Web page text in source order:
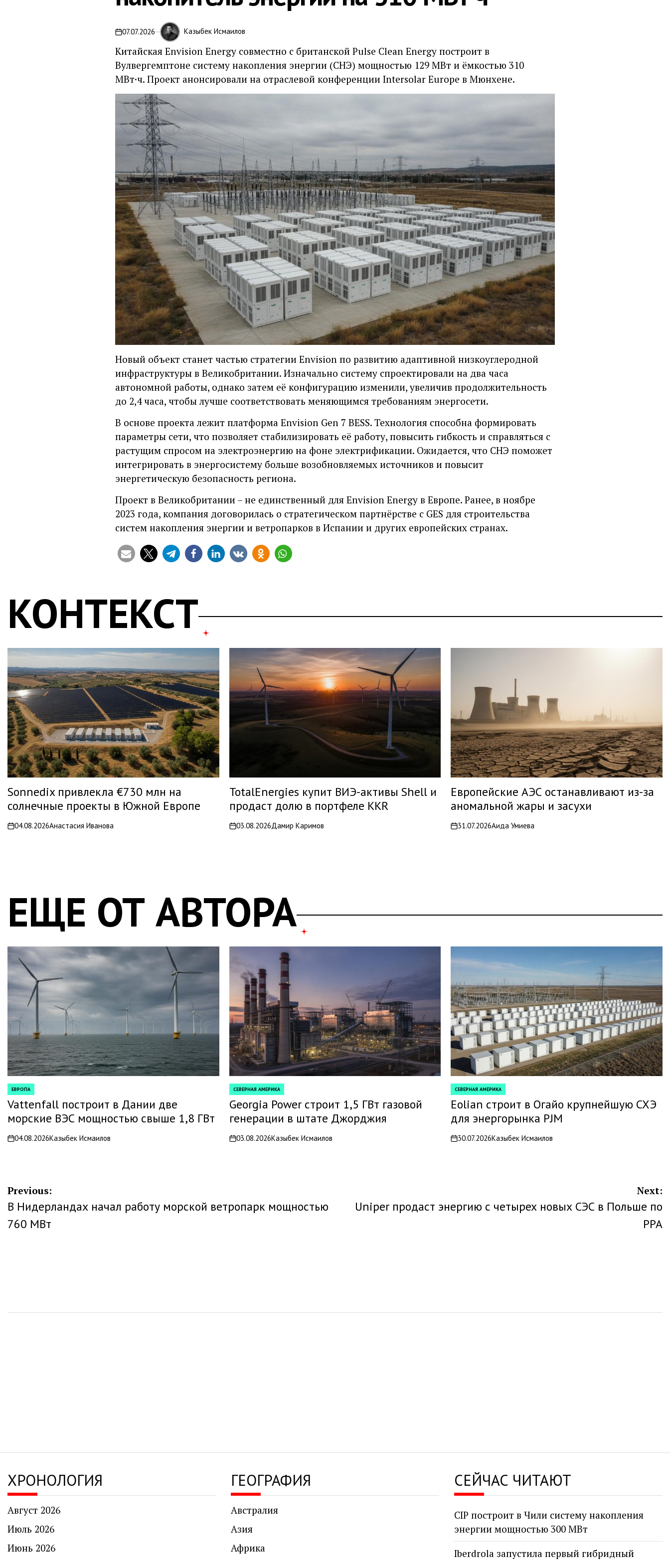
on07.07.2026 Казыбек Исмаилов
Китайская Envision Energy совместно с британской Pulse Clean Energy построит в
Вулвергемптоне систему накопления энергии (СНЭ) мощностью 129 МВт и ёмкостью 310
МВт·ч. Проект анонсировали на отраслевой конференции Intersolar Europe в Мюнхене.
Новый объект станет частью стратегии Envision по развитию адаптивной низкоуглеродной
инфраструктуры в Великобритании. Изначально систему спроектировали на два часа
автономной работы, однако затем её конфигурацию изменили, увеличив продолжительность
до 2,4 часа, чтобы лучше соответствовать меняющимся требованиям энергосети.
В основе проекта лежит платформа Envision Gen 7 BESS. Технология способна формировать
параметры сети, что позволяет стабилизировать её работу, повысить гибкость и справляться с
растущим спросом на электроэнергию на фоне электрификации. Ожидается, что СНЭ поможет
интегрировать в энергосистему больше возобновляемых источников и повысит
энергетическую безопасность региона.
Проект в Великобритании – не единственный для Envision Energy в Европе. Ранее, в ноябре
2023 года, компания договорилась о стратегическом партнёрстве с GES для строительства
систем накопления энергии и ветропарков в Испании и других европейских странах.
КОНТЕКСТ
Sonnedix привлекла €730 млн на
солнечные проекты в Южной Европе
on04.08.2026Анастасия Иванова
TotalEnergies купит ВИЭ-активы Shell и
продаст долю в портфеле KKR
on03.08.2026Дамир Каримов
Европейские АЭС останавливают из-за
аномальной жары и засухи
on31.07.2026Аида Умиева
ЕЩЕ ОТ АВТОРА
POSTED
IN
ЕВРОПА
Vattenfall построит в Дании две
морские ВЭС мощностью свыше 1,8 ГВт
on04.08.2026Казыбек Исмаилов
POSTED
IN
СЕВЕРНАЯ АМЕРИКА
Georgia Power строит 1,5 ГВт газовой
генерации в штате Джорджия
on03.08.2026Казыбек Исмаилов
POSTED
IN
СЕВЕРНАЯ АМЕРИКА
Eolian строит в Огайо крупнейшую СХЭ
для энергорынка PJM
on30.07.2026Казыбек Исмаилов
Навигация
по
Previous:
В Нидерландах начал работу морской ветропарк мощностью
760 МВт
Next:
Uniper продаст энергию с четырех новых СЭС в Польше по
PPA
ХРОНОЛОГИЯ
Август 2026
Июль 2026
Июнь 2026
ГЕОГРАФИЯ
Австралия
Азия
Африка
СЕЙЧАС ЧИТАЮТ
CIP построит в Чили систему накопления
энергии мощностью 300 МВт
Iberdrola запустила первый гибридный